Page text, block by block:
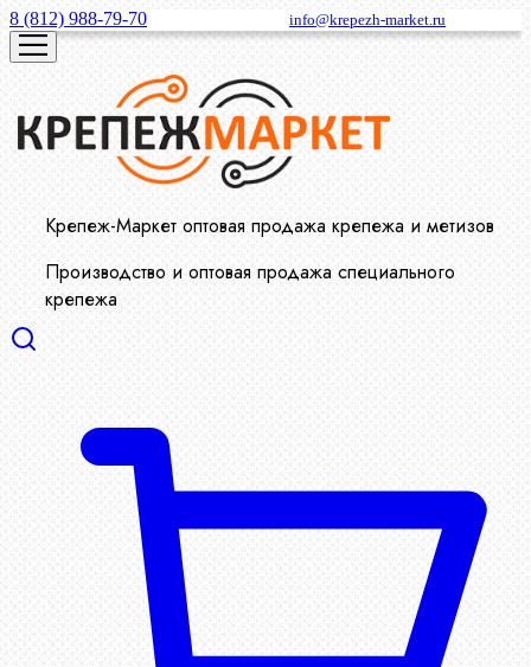
8 (812) 988-79-70 info@krepezh-market.ru
Крепеж-Маркет оптовая продажа крепежа и метизов
Производство и оптовая продажа специального
крепежа